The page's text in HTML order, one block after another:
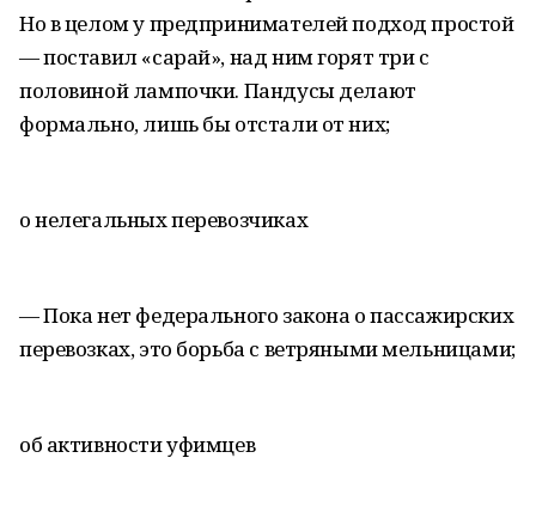
Но в целом у предпринимателей подход простой
— поставил «сарай», над ним горят три с
половиной лампочки. Пандусы делают
формально, лишь бы отстали от них;
о нелегальных перевозчиках
— Пока нет федерального закона о пассажирских
перевозках, это борьба с ветряными мельницами;
об активности уфимцев